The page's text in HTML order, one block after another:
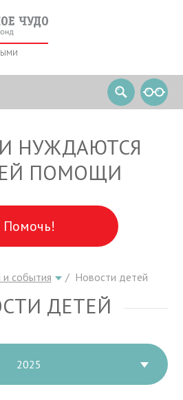
НУЖДАЮТСЯ
ПОМОЩИ
Помочь!
события Новости детей
ДЕТЕЙ
2025